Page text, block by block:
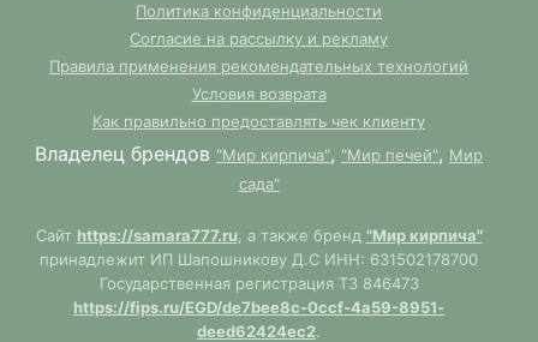
Политика конфиденциальности
Согласие на рассылку и рекламу
Правила применения рекомендательных технологий
Условия возврата
Как правильно предоставлять чек клиенту
Владелец брендов "Мир кирпича", "Мир печей", Мир
сада"
Сайт https://samara777.ru, а также бренд "Мир кирпича"
принадлежит ИП Шапошникову Д.С ИНН: 631502178700
Государственная регистрация ТЗ 846473
https://fips.ru/EGD/de7bee8c-0ccf-4a59-8951-
deed62424ec2.